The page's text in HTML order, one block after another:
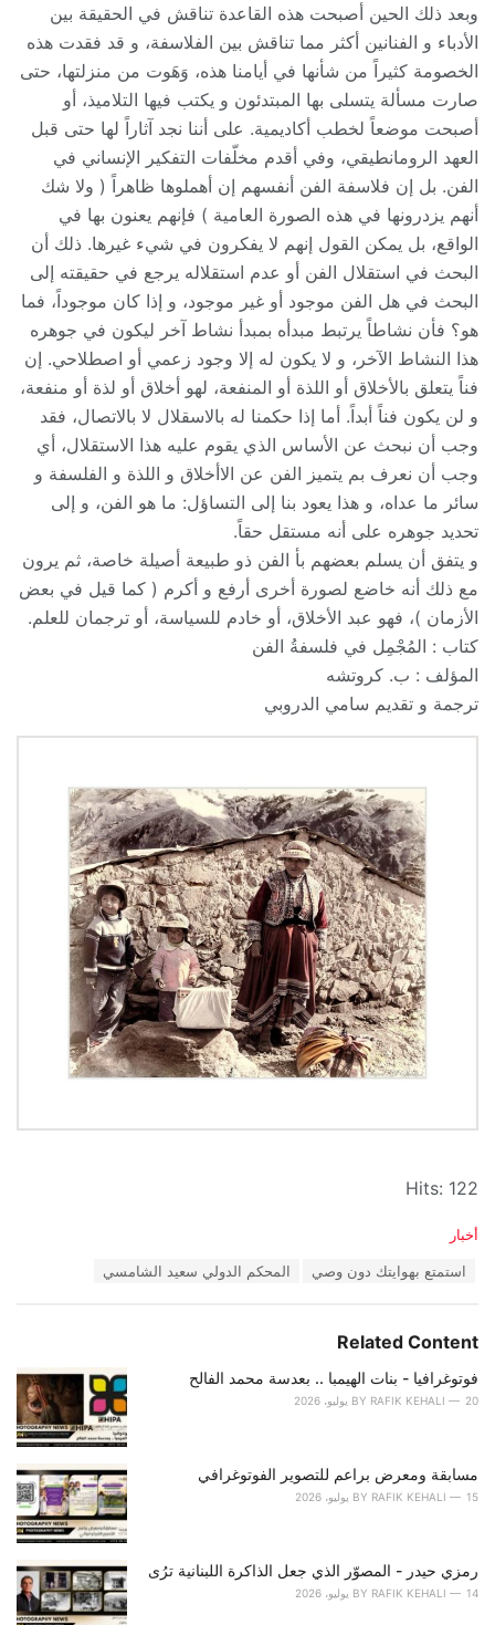
وبعد ذلك الحين أصبحت هذه القاعدة تناقش في الحقيقة بين
الأدباء و الفنانين أكثر مما تناقش بين الفلاسفة، و قد فقدت هذه
الخصومة كثيراً من شأنها في أيامنا هذه، وَهَوت من منزلتها، حتى
صارت مسألة يتسلى بها المبتدئون و يكتب فيها التلاميذ، أو
أصبحت موضعاً لخطب أكاديمية. على أننا نجد آثاراً لها حتى قبل
العهد الرومانطيقي، وفي أقدم مخلّفات التفكير الإنساني في
الفن. بل إن فلاسفة الفن أنفسهم إن أهملوها ظاهراً ( ولا شك
أنهم يزدرونها في هذه الصورة العامية ) فإنهم يعنون بها في
الواقع، بل يمكن القول إنهم لا يفكرون في شيء غيرها. ذلك أن
البحث في استقلال الفن أو عدم استقلاله يرجع في حقيقته إلى
البحث في هل الفن موجود أو غير موجود، و إذا كان موجوداً، فما
هو؟ فأن نشاطاً يرتبط مبدأه بمبدأ نشاط آخر ليكون في جوهره
هذا النشاط الآخر، و لا يكون له إلا وجود زعمي أو اصطلاحي. إن
فناً يتعلق بالأخلاق أو اللذة أو المنفعة، لهو أخلاق أو لذة أو منفعة،
و لن يكون فناً أبداً. أما إذا حكمنا له بالاسقلال لا بالاتصال، فقد
وجب أن نبحث عن الأساس الذي يقوم عليه هذا الاستقلال، أي
وجب أن نعرف بم يتميز الفن عن الاأخلاق و اللذة و الفلسفة و
سائر ما عداه، و هذا يعود بنا إلى التساؤل: ما هو الفن، و إلى
تحديد جوهره على أنه مستقل حقاً.
و يتفق أن يسلم بعضهم بأ الفن ذو طبيعة أصيلة خاصة، ثم يرون
مع ذلك أنه خاضع لصورة أخرى أرفع و أكرم ( كما قيل في بعض
الأزمان )، فهو عبد الأخلاق، أو خادم للسياسة، أو ترجمان للعلم.
كتاب : المُجْمِل في فلسفةُ الفن
المؤلف : ب. كروتشه
ترجمة و تقديم سامي الدروبي
Hits: 122
C
o
r
i
e
أخبار
:
استمتع بهوايتك دون وصي المحكم الدولي سعيد الشامسي
Related Content
فوتوغرافيا - بنات الهيمبا .. بعدسة محمد الفالح
BY RAFIK KEHALI 20 يوليو، 2026
مسابقة ومعرض براعم للتصوير الفوتوغرافي
BY RAFIK KEHALI 15 يوليو، 2026
رمزي حيدر - المصوّر الذي جعل الذاكرة اللبنانية ترُى
BY RAFIK KEHALI 14 يوليو، 2026